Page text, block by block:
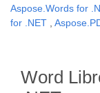
Aspose.Words for
for .NET
Word